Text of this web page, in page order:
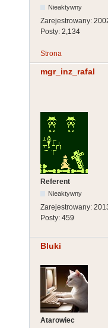
Nieaktywny
Zarejestrowany:
Posty: 2,134
Strona
mgr_inz_rafal
Referent
Nieaktywny
Zarejestrowany:
Posty: 459
Bluki
Atarowiec